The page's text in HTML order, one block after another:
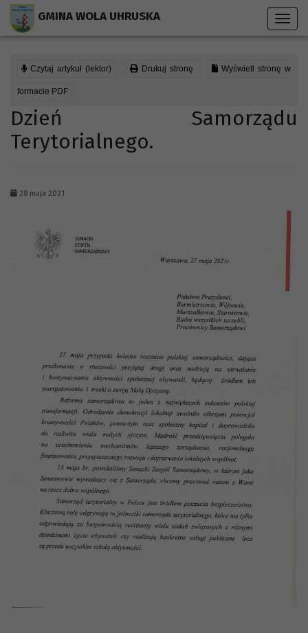
GMINA WOLA UHRUSKA
Czytaj artykuł (lektor) Drukuj stronę Wyświetl stronę w
formacie PDF
Dzień Samorządu
Terytorialnego.
28 maja 2021